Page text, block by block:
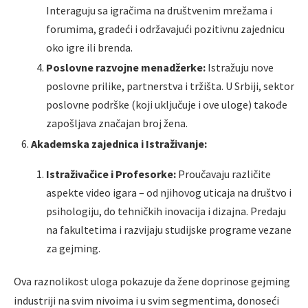
Interaguju sa igračima na društvenim mrežama i
forumima, gradeći i održavajući pozitivnu zajednicu
oko igre ili brenda.
Poslovne razvojne menadžerke: Istražuju nove
poslovne prilike, partnerstva i tržišta. U Srbiji, sektor
poslovne podrške (koji uključuje i ove uloge) takođe
zapošljava značajan broj žena.
Akademska zajednica i Istraživanje:
Istraživačice i Profesorke: Proučavaju različite
aspekte video igara – od njihovog uticaja na društvo i
psihologiju, do tehničkih inovacija i dizajna. Predaju
na fakultetima i razvijaju studijske programe vezane
za gejming.
Ova raznolikost uloga pokazuje da žene doprinose gejming
industriji na svim nivoima i u svim segmentima, donoseći